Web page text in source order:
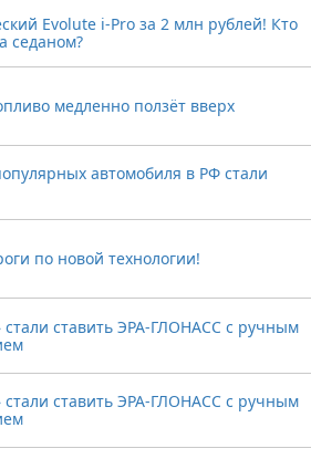
Evolute i-Pro за 2 млн рублей! Кто
седаном?
медленно ползёт вверх
автомобиля в РФ стали
по новой технологии!
ставить ЭРА-ГЛОНАСС с ручным
ставить ЭРА-ГЛОНАСС с ручным